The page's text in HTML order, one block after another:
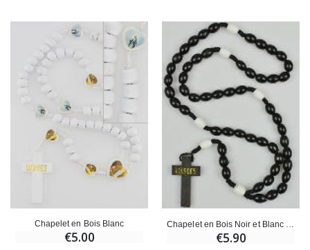
Chapelet en Bois Blanc
€5.00 €5.90